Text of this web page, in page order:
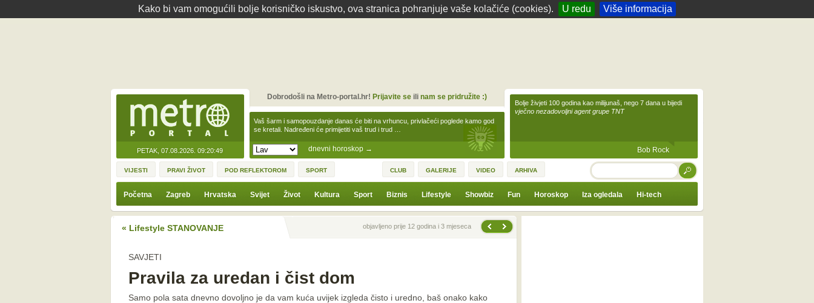
Kako bi vam omogućili bolje korisničko iskustvo, ova stranica pohranjuje vaše kolačiće (cookies). U redu Više informacija
PETAK, 07.08.2026. 09:20:49 dnevni horoskop →
Vaš šarm i samopouzdanje danas će biti na vrhuncu, privlačeći poglede kamo god
se kretali. Nadređeni će primijetiti vaš trud i trud …
Dobrodošli na Metro-portal.hr! Prijavite seili nam se pridružite :)
Bolje živjeti 100 godina kao milijunaš, nego 7 dana u bijedi
vječno nezadovoljni agent grupe TNT
Bob Rock
VIJESTI PRAVI ŽIVOT POD REFLEKTOROM SPORT CLUB GALERIJE VIDEO ARHIVA TRAŽI
Početna Zagreb Hrvatska Svijet Život Kultura Sport Biznis Lifestyle Showbiz Fun Horoskop Iza ogledala Hi-tech
« Lifestyle STANOVANJE Prethodna vijestobjavljeno prije 12 godina i 3 mjeseca
SAVJETI
Pravila za uredan i čist dom
Samo pola sata dnevno dovoljno je da vam kuća uvijek izgleda čisto i uredno, baš onako kako